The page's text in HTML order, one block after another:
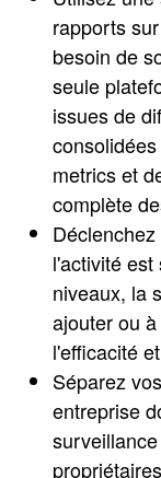
rapports
besoin de
seule
issues de
metrics et
complète
l'activité
niveaux, la
ajouter ou
l'efficacité
Séparez
entreprise